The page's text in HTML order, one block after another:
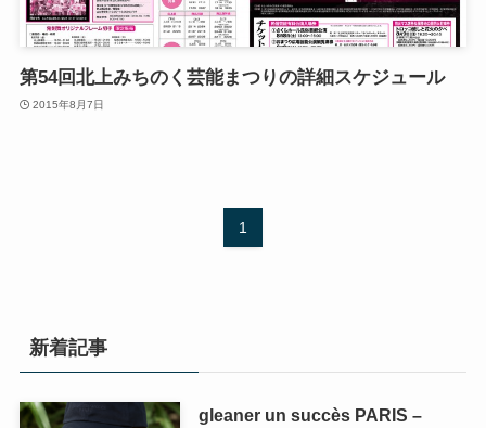
第54回北上みちのく芸能まつりの詳細スケジュール
2015年8月7日
1
新着記事
gleaner un succès PARIS –